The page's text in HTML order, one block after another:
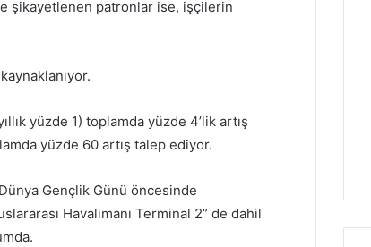
şikayetlenen patronlar ise, işçilerin
yüzde 1) toplamda yüzde 4’lik artış
yüzde 60 artış talep ediyor.
Gençlik Günü öncesinde
Havalimanı Terminal 2” de dahil